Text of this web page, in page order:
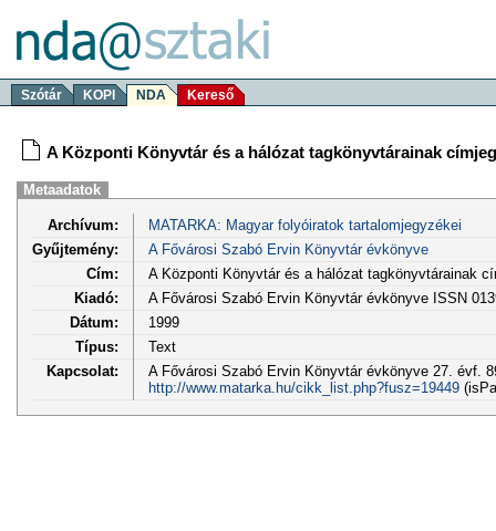
Szótár KOPI NDA Kereső
A Központi Könyvtár és a hálózat tagkönyvtárainak
Metaadatok
Archívum:
MATARKA: Magyar folyóiratok tartalomjegyzékei
Gyűjtemény:
A Fővárosi Szabó Ervin Könyvtár évkönyve
Cím:
A Központi Könyvtár és a hálózat tagkönyvtárainak
Kiadó:
A Fővárosi Szabó Ervin Könyvtár évkönyve ISSN
Dátum:
1999
Típus:
Text
Kapcsolat:
A Fővárosi Szabó Ervin Könyvtár évkönyve 27. évf.
http://www.matarka.hu/cikk_list.php?fusz=19449